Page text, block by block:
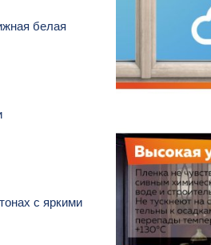
белая
с яркими